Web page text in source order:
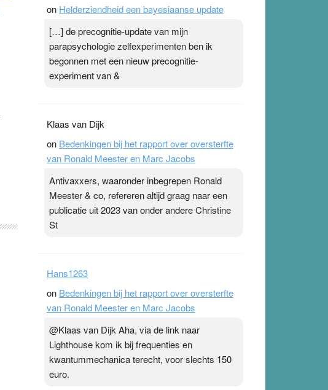
on Helderziendheid een bayesiaanse update
[…] de precognitie-update van mijn
parapsychologie zelfexperimenten ben ik
begonnen met een nieuw precognitie-
experiment van &
Klaas van Dijk
on Bedenkingen bij het rapport over oversterfte
van Ronald Meester en Marc Jacobs
Antivaxxers, waaronder inbegrepen Ronald
Meester & co, refereren altijd graag naar een
publicatie uit 2023 van onder andere Christine
St
Hans1263
on Bedenkingen bij het rapport over oversterfte
van Ronald Meester en Marc Jacobs
@Klaas van Dijk Aha, via de link naar
Lighthouse kom ik bij frequenties en
kwantummechanica terecht, voor slechts 150
euro.